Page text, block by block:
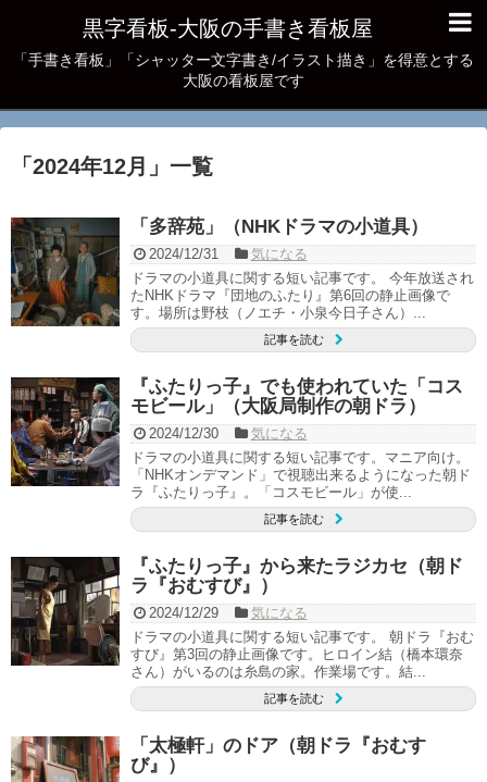
黒字看板‐大阪の手書き看板屋
「手書き看板」「シャッター文字書き/イラスト描き」を得意とする
大阪の看板屋です
「 2024年12月 」 一覧
「多辞苑」（NHKドラマの小道具）
2024/12/31
気になる
ドラマの小道具に関する短い記事です。 今年放送され
たNHKドラマ『団地のふたり』第6回の静止画像で
す。場所は野枝（ノエチ・小泉今日子さん）...
記事を読む
『ふたりっ子』でも使われていた「コス
モビール」（大阪局制作の朝ドラ）
2024/12/30
気になる
ドラマの小道具に関する短い記事です。マニア向け。
「NHKオンデマンド」で視聴出来るようになった朝ド
ラ『ふたりっ子』。「コスモビール」が使...
記事を読む
『ふたりっ子』から来たラジカセ（朝ド
ラ『おむすび』）
2024/12/29
気になる
ドラマの小道具に関する短い記事です。 朝ドラ『おむ
すび』第3回の静止画像です。ヒロイン結（橋本環奈
さん）がいるのは糸島の家。作業場です。結...
記事を読む
「太極軒」のドア（朝ドラ『おむす
び』）